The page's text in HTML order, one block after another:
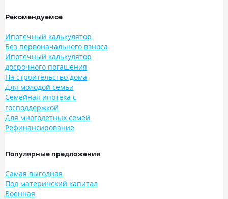
Рекомендуемое
Ипотечный калькулятор
Без первоначального взноса
Ипотечный калькулятор
досрочного погашения
На строительство дома
Для молодой семьи
Семейная ипотека с
господдержкой
Для многодетных семей
Рефинансирование
Популярные предложения
Самая выгодная
Под материнский капитал
Военная